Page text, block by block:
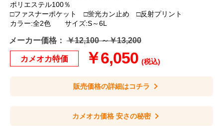
ポリエステル100％
□ファスナーポケット □蛍光カン止め □反射プリント
カラー:全2色 サイズ:S～6L
メーカー価格： ￥12,100 ～￥13,200
カメオカ特価 ￥6,050 (税込)
販売価格の詳細はコチラ
カメオカ価格 安さの秘密